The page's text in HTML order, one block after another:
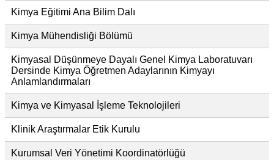
Kimya Eğitimi Ana Bilim Dalı
Kimya Mühendisliği Bölümü
Kimyasal Düşünmeye Dayalı Genel Kimya Laboratuvarı
Dersinde Kimya Öğretmen Adaylarının Kimyayı
Anlamlandırmaları
Kimya ve Kimyasal İşleme Teknolojileri
Klinik Araştırmalar Etik Kurulu
Kurumsal Veri Yönetimi Koordinatörlüğü